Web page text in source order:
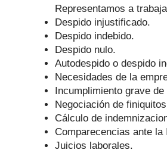
Representamos a
Despido injustificado.
Despido indebido.
Despido nulo.
Autodespido o despido
Necesidades de la
Incumplimiento grave
Negociación de
Cálculo de
Comparecencias ante
Juicios laborales.